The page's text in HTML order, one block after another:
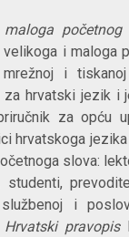
početnog
i maloga
i
za hrvatski jezik i
za opću
hrvatskoga
slova:
studenti,
i
Hrvatski pravopis